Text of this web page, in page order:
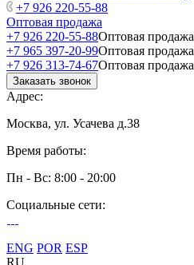
+7 926 220-55-88
Оптовая продажа
+7 926 220-55-88Оптовая продажа
+7 965 397-20-99Оптовая продажа
+7 926 313-74-67Оптовая продажа
Заказать звонок
Адрес:
Москва, ул. Усачева д.38
Время работы:
Пн - Вс: 8:00 - 20:00
Социальные сети:
ENG POR ESP
RU